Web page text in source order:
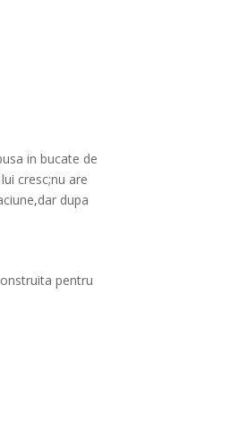
in bucate de
cresc;nu are
dupa
pentru